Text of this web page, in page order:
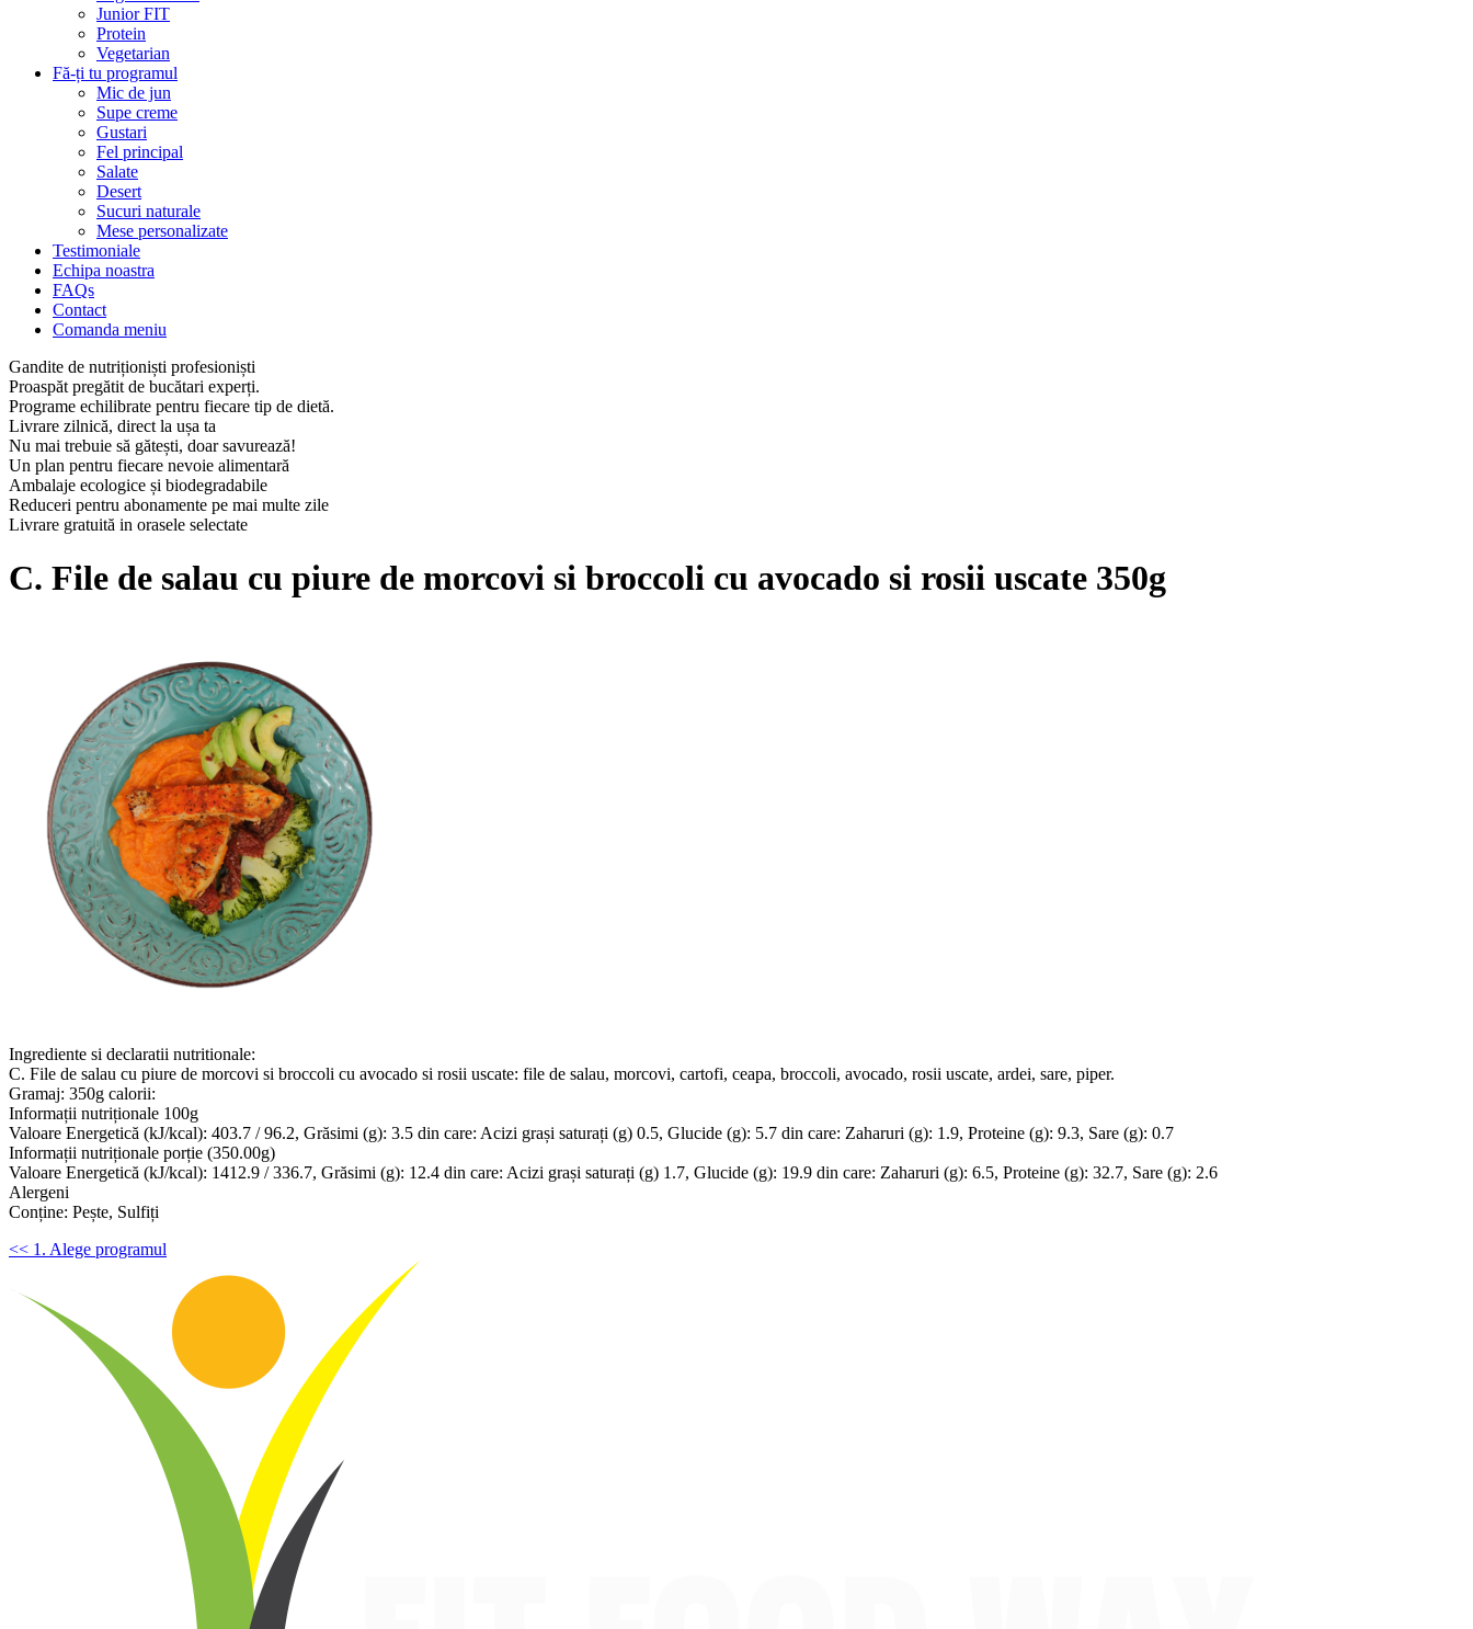
Junior FIT
Protein
Vegetarian
Fă-ți tu programul
Mic de jun
Supe creme
Gustari
Fel principal
Salate
Desert
Sucuri naturale
Mese personalizate
Testimoniale
Echipa noastra
FAQs
Contact
Comanda meniu
Gandite de nutriționiști profesioniști
Proaspăt pregătit de bucătari experți.
Programe echilibrate pentru fiecare tip de dietă.
Livrare zilnică, direct la ușa ta
Nu mai trebuie să gătești, doar savurează!
Un plan pentru fiecare nevoie alimentară
Ambalaje ecologice și biodegradabile
Reduceri pentru abonamente pe mai multe zile
Livrare gratuită in orasele selectate
C. File de salau cu piure de morcovi si broccoli cu avocado si rosii uscate 350g
Ingrediente si declaratii nutritionale:
C. File de salau cu piure de morcovi si broccoli cu avocado si rosii uscate: file de salau, morcovi, cartofi, ceapa, broccoli, avocado, rosii uscate, ardei, sare, piper.
Gramaj: 350g calorii:
Informații nutriționale 100g
Valoare Energetică (kJ/kcal): 403.7 / 96.2, Grăsimi (g): 3.5 din care: Acizi grași saturați (g) 0.5, Glucide (g): 5.7 din care: Zaharuri (g): 1.9, Proteine (g): 9.3, Sare (g): 0.7
Informații nutriționale porție (350.00g)
Valoare Energetică (kJ/kcal): 1412.9 / 336.7, Grăsimi (g): 12.4 din care: Acizi grași saturați (g) 1.7, Glucide (g): 19.9 din care: Zaharuri (g): 6.5, Proteine (g): 32.7, Sare (g): 2.6
Alergeni
Conține: Pește, Sulfiți
<< 1. Alege programul